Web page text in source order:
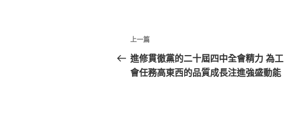
文
章
導
上
一
篇
上一篇
進修貫徹黨的二十屆四中全會精力 為工
會任務高東西的品質成長注進強盛動能